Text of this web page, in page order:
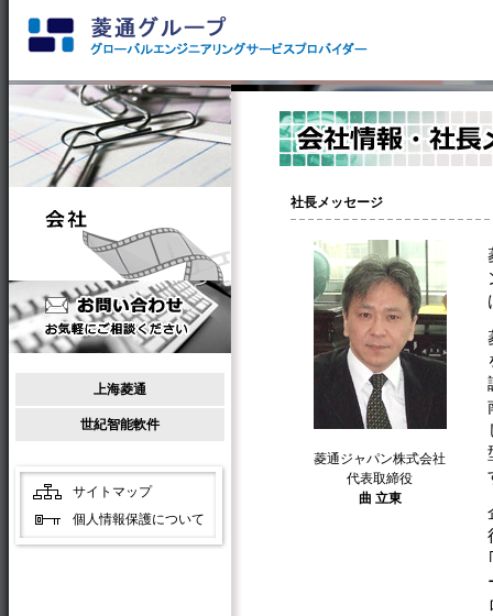
上海菱通
世紀智能軟件
サイトマップ
個人情報保護について
社長メッセージ
菱通ジャパン株式会社
代表取締役
曲 立東